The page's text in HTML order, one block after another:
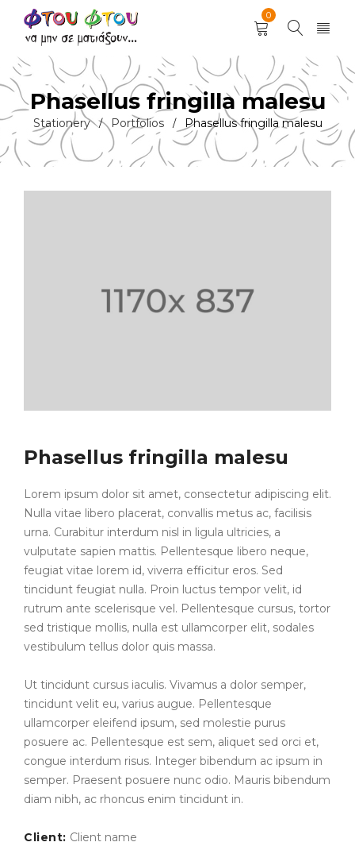
0
Phasellus fringilla malesu
Stationery / Portfolios / Phasellus fringilla malesu
Phasellus fringilla malesu
Lorem ipsum dolor sit amet, consectetur adipiscing elit.
Nulla vitae libero placerat, convallis metus ac, facilisis
urna. Curabitur interdum nisl in ligula ultricies, a
vulputate sapien mattis. Pellentesque libero neque,
feugiat vitae lorem id, viverra efficitur eros. Sed
tincidunt feugiat nulla. Proin luctus tempor velit, id
rutrum ante scelerisque vel. Pellentesque cursus, tortor
sed tristique mollis, nulla est ullamcorper elit, sodales
vestibulum tellus dolor quis massa.
Ut tincidunt cursus iaculis. Vivamus a dolor semper,
tincidunt velit eu, varius augue. Pellentesque
ullamcorper eleifend ipsum, sed molestie purus
posuere ac. Pellentesque est sem, aliquet sed orci et,
congue interdum risus. Integer bibendum ac ipsum in
semper. Praesent posuere nunc odio. Mauris bibendum
diam nibh, ac rhoncus enim tincidunt in.
Client: Client name